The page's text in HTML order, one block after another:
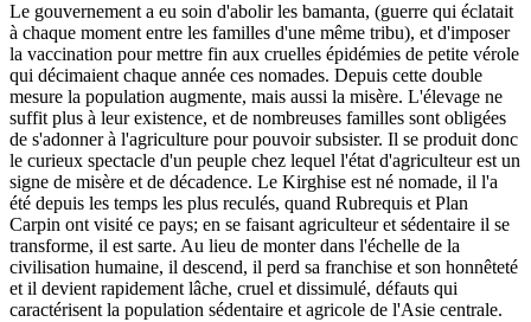
Le gouvernement a eu soin d'abolir les bamanta, (guerre qui éclatait
à chaque moment entre les familles d'une même tribu), et d'imposer
la vaccination pour mettre fin aux cruelles épidémies de petite vérole
qui décimaient chaque année ces nomades. Depuis cette double
mesure la population augmente, mais aussi la misère. L'élevage ne
suffit plus à leur existence, et de nombreuses familles sont obligées
de s'adonner à l'agriculture pour pouvoir subsister. Il se produit donc
le curieux spectacle d'un peuple chez lequel l'état d'agriculteur est un
signe de misère et de décadence. Le Kirghise est né nomade, il l'a
été depuis les temps les plus reculés, quand Rubrequis et Plan
Carpin ont visité ce pays; en se faisant agriculteur et sédentaire il se
transforme, il est sarte. Au lieu de monter dans l'échelle de la
civilisation humaine, il descend, il perd sa franchise et son honnêteté
et il devient rapidement lâche, cruel et dissimulé, défauts qui
caractérisent la population sédentaire et agricole de l'Asie centrale.